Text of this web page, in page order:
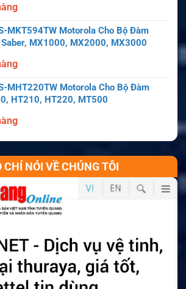
MKT594TW Motorola Cho Bộ Đàm
MX1000, MX2000, MX3000
MHT220TW Motorola Cho Bộ Đàm
HT210, HT220, MT500
CHÍ NÓI VỀ CHÚNG TÔI